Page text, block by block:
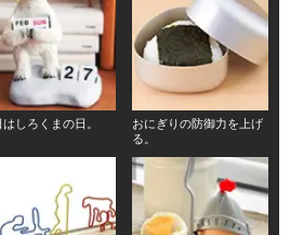
しろくまの日。
おにぎりの防御力を上げ
る。